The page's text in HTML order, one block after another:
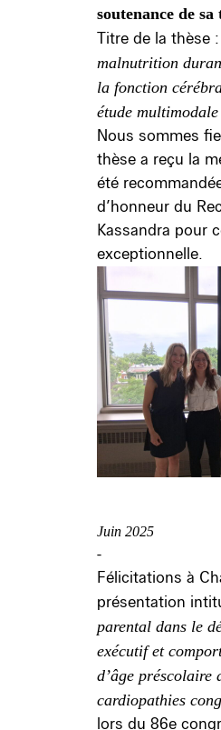
soutenance de
Titre de la thèse :
malnutrition
la fonction
étude multimodale
Nous sommes
thèse a reçu la
été
d’honneur du
Kassandra pour
exceptionnelle.
Juin 2025
-
Félicitations à
présentation
parental dans le
exécutif et
d’âge préscolaire
cardiopathies
lors du 86e